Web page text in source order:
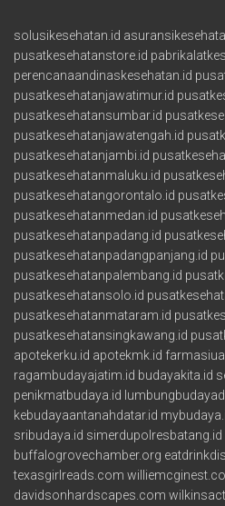
solusikesehatan.id
pusatkesehatanstore.id
perencanaandinaskesehatan.id
pusatkesehatanjawatimur.id
pusatkesehatansumbar.id
pusatkesehatanjawatengah.id
pusatkesehatanjambi.id
pusatkesehatanmaluku.id
pusatkesehatangorontalo.id
pusatkesehatanmedan.id
pusatkesehatanpadang.id
pusatkesehatanpadangpanjang.id
pusatkesehatanpalembang.id
pusatkesehatansolo.id
pusatkesehatanmataram.id
pusatkesehatansingkawang.id
apotekerku.id apotekmk.id
ragambudayajatim.id budayakita.id
penikmatbudaya.id
kebudayaantanahdatar.id
sribudaya.id simerdupolresbatang.id
buffalogrovechamber.org
texasgirlreads.com
davidsonhardscapes.com